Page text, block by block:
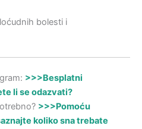
bolesti i
>>>Besplatni
li se odazvati?
>>>Pomoću
koliko sna trebate